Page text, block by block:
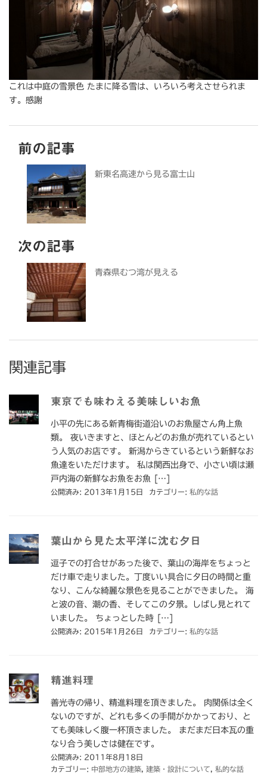
これは中庭の雪景色 たまに降る雪は、いろいろ考えさせられま
す。感謝
前の記事
新東名高速から見る富士山
次の記事
青森県むつ湾が見える
関連記事
東京でも味わえる美味しいお魚
小平の先にある新青梅街道沿いのお魚屋さん角上魚
類。 夜いきますと、ほとんどのお魚が売れているとい
う人気のお店です。 新潟からきているという新鮮なお
魚達をいただけます。 私は関西出身で、小さい頃は瀬
戸内海の新鮮なお魚をお魚 […]
公開済み: 2013年1月15日 カテゴリー: 私的な話
葉山から見た太平洋に沈む夕日
逗子での打合せがあった後で、葉山の海岸をちょっと
だけ車で走りました。丁度いい具合に夕日の時間と重
なり、こんな綺麗な景色を見ることができました。 海
と波の音、潮の香、そしてこの夕景。しばし見とれて
いました。 ちょっとした時 […]
公開済み: 2015年1月26日 カテゴリー: 私的な話
精進料理
善光寺の帰り、精進料理を頂きました。 肉関係は全く
ないのですが、どれも多くの手間がかかっており、と
ても美味しく腹一杯頂きました。 まだまだ日本瓦の重
なり合う美しさは健在です。
公開済み: 2011年8月18日
カテゴリー: 中部地方の建築 建築・設計について 私的な話